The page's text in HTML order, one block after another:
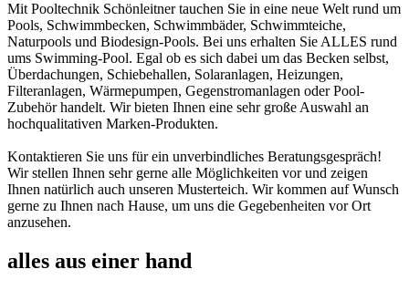
Mit Pooltechnik Schönleitner tauchen Sie in eine neue Welt rund um
Pools, Schwimmbecken, Schwimmbäder, Schwimmteiche,
Naturpools und Biodesign-Pools. Bei uns erhalten Sie ALLES rund
ums Swimming-Pool. Egal ob es sich dabei um das Becken selbst,
Überdachungen, Schiebehallen, Solaranlagen, Heizungen,
Filteranlagen, Wärmepumpen, Gegenstromanlagen oder Pool-
Zubehör handelt. Wir bieten Ihnen eine sehr große Auswahl an
hochqualitativen Marken-Produkten.
Kontaktieren Sie uns für ein unverbindliches Beratungsgespräch!
Wir stellen Ihnen sehr gerne alle Möglichkeiten vor und zeigen
Ihnen natürlich auch unseren Musterteich. Wir kommen auf Wunsch
gerne zu Ihnen nach Hause, um uns die Gegebenheiten vor Ort
anzusehen.
alles aus einer hand